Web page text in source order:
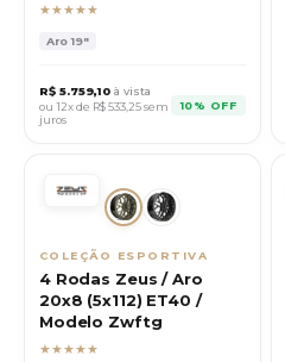
★★★★★
Aro19"
R$ 5.759,10 à vista
ou 12x de R$533,25sem
juros
10% OFF
COLEÇÃO ESPORTIVA
4 Rodas Zeus / Aro
20x8 (5x112) ET40 /
Modelo Zwftg
★★★★★